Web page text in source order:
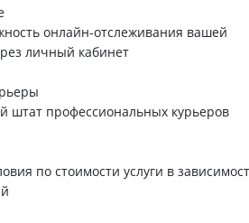
онлайн-отслеживания вашей
личный кабинет
штат профессиональных курьеров
по стоимости услуги в